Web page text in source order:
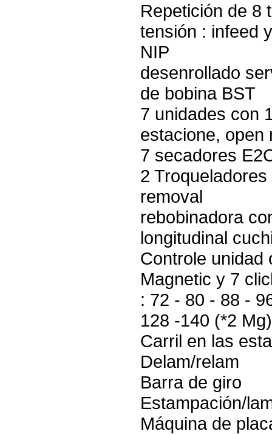
Repetición de 8
tensión : infeed
NIP
desenrollado
de bobina BST
7 unidades con
estacione, open
7 secadores
2
removal
rebobinadora
longitudinal
Controle unidad
Magnetic y 7
: 72 - 80 - 88 -
128 -140 (*2
Carril en las
Delam/relam
Barra de giro
Estampación/
Máquina de